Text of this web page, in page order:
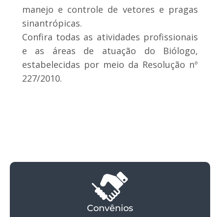
manejo e controle de vetores e pragas
sinantrópicas.
Confira todas as atividades profissionais
e as áreas de atuação do Biólogo,
estabelecidas por meio da Resolução nº
227/2010.
Convênios